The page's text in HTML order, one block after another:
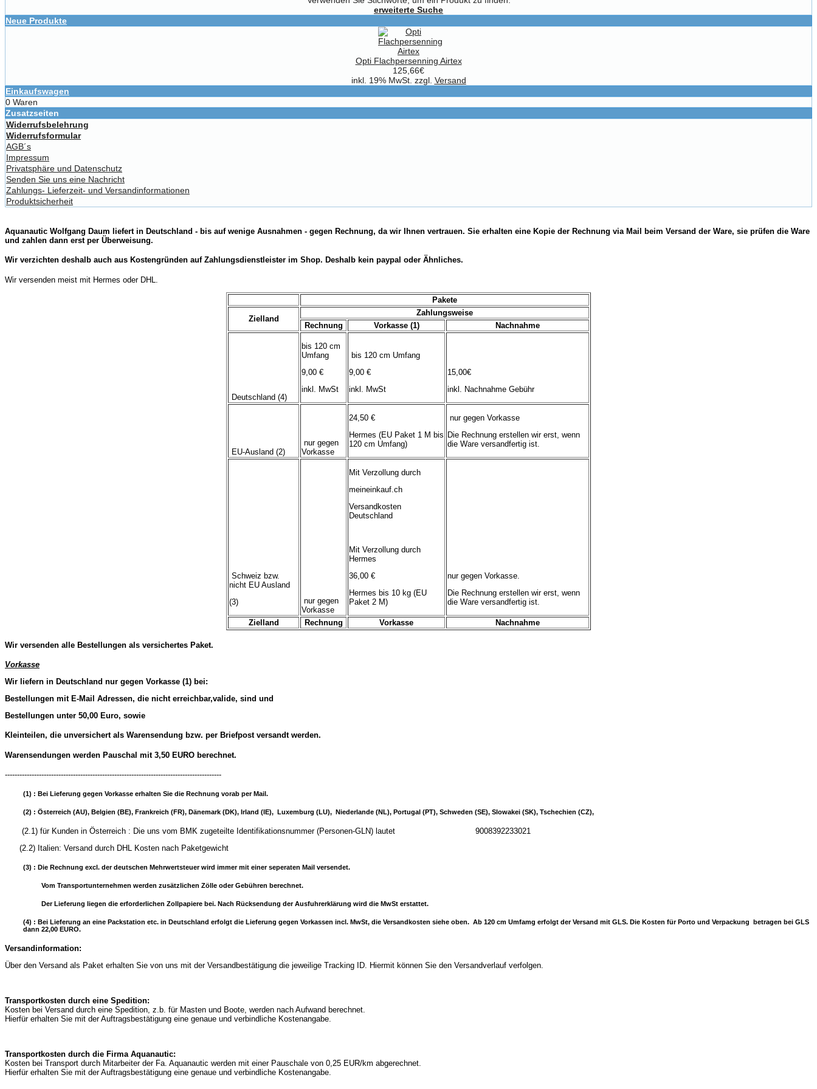
erweiterte Suche
Neue Produkte
Opti Flachpersenning Airtex
125,66€
inkl. 19% MwSt. zzgl. Versand
Einkaufswagen
0 Waren
Zusatzseiten
Widerrufsbelehrung
Widerrufsformular
AGB´s
Impressum
Privatsphäre und Datenschutz
Senden Sie uns eine Nachricht
Zahlungs- Lieferzeit- und Versandinformationen
Produktsicherheit
Aquanautic Wolfgang Daum liefert in Deutschland - bis auf wenige Ausnahmen - gegen Rechnung, da wir Ihnen vertrauen. Sie erhalten eine Kopie der Rechnung via Mail beim Versand der Ware, sie prüfen die Ware
und zahlen dann erst per Überweisung.
Wir verzichten deshalb auch aus Kostengründen auf Zahlungsdienstleister im Shop. Deshalb kein paypal oder Ähnliches.
Wir versenden meist mit Hermes oder DHL.
Pakete
Zielland
Zahlungsweise
Rechnung
Vorkasse (1) Nachnahme
Zielland Rechnung Vorkasse Nachnahme
Deutschland (4)
bis 120 cm
Umfang
9,00 €
inkl. MwSt
bis 120 cm Umfang
9,00 €
inkl. MwSt
15,00€
inkl. Nachnahme Gebühr
EU-Ausland (2)
nur gegen
Vorkasse
24,50 €
Hermes (EU Paket 1 M bis
120 cm Umfang)
nur gegen Vorkasse
Die Rechnung erstellen wir erst, wenn
die Ware versandfertig ist.
Schweiz bzw.
nicht EU Ausland
(3)
nur gegen
Vorkasse
Mit Verzollung durch
meineinkauf.ch
Versandkosten
Deutschland
Mit Verzollung durch
Hermes
36,00 €
Hermes bis 10 kg (EU
Paket 2 M)
nur gegen Vorkasse.
Die Rechnung erstellen wir erst, wenn
die Ware versandfertig ist.
Wir versenden alle Bestellungen als versichertes Paket.
Vorkasse
Wir liefern in Deutschland nur gegen Vorkasse (1) bei:
Bestellungen mit E-Mail Adressen, die nicht erreichbar,valide, sind und
Bestellungen unter 50,00 Euro, sowie
Kleinteilen, die unversichert als Warensendung bzw. per Briefpost versandt werden.
Warensendungen werden Pauschal mit 3,50 EURO berechnet.
-----------------------------------------------------------------------------------------
(1) : Bei Lieferung gegen Vorkasse erhalten Sie die Rechnung vorab per Mail.
(2) : Österreich (AU), Belgien (BE), Frankreich (FR), Dänemark (DK), Irland (IE), Luxemburg (LU), Niederlande (NL), Portugal (PT), Schweden (SE), Slowakei (SK), Tschechien (CZ),
(2.1) für Kunden in Österreich : Die uns vom BMK zugeteilte Identifikationsnummer (Personen-GLN) lautet 9008392233021
(2.2) Italien: Versand durch DHL Kosten nach Paketgewicht
(3) : Die Rechnung excl. der deutschen Mehrwertsteuer wird immer mit einer seperaten Mail versendet.
Vom Transportunternehmen werden zusätzlichen Zölle oder Gebühren berechnet.
Der Lieferung liegen die erforderlichen Zollpapiere bei. Nach Rücksendung der Ausfuhrerklärung wird die MwSt erstattet.
(4) : Bei Lieferung an eine Packstation etc. in Deutschland erfolgt die Lieferung gegen Vorkassen incl. MwSt, die Versandkosten siehe oben. Ab 120 cm Umfamg erfolgt der Versand mit GLS. Die Kosten für Porto und Verpackung betragen bei GLS
dann 22,00 EURO.
Versandinformation:
Über den Versand als Paket erhalten Sie von uns mit der Versandbestätigung die jeweilige Tracking ID. Hiermit können Sie den Versandverlauf verfolgen.
Transportkosten durch eine Spedition:
Kosten bei Versand durch eine Spedition, z.b. für Masten und Boote, werden nach Aufwand berechnet.
Hierfür erhalten Sie mit der Auftragsbestätigung eine genaue und verbindliche Kostenangabe.
Transportkosten durch die Firma Aquanautic:
Kosten bei Transport durch Mitarbeiter der Fa. Aquanautic werden mit einer Pauschale von 0,25 EUR/km abgerechnet.
Hierfür erhalten Sie mit der Auftragsbestätigung eine genaue und verbindliche Kostenangabe.